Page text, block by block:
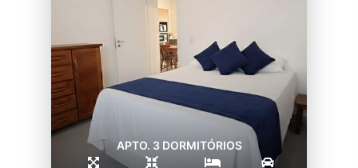
APTO. 3 DORMITÓRIOS